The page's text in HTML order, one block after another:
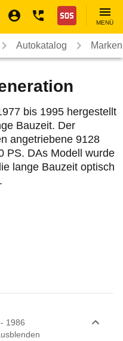
Nothilfe
MENÜ
Autokatalog
bis 1995 hergestellt
Bauzeit. Der
angetriebene 9128
PS. DAs Modell wurde
lange Bauzeit optisch
1986